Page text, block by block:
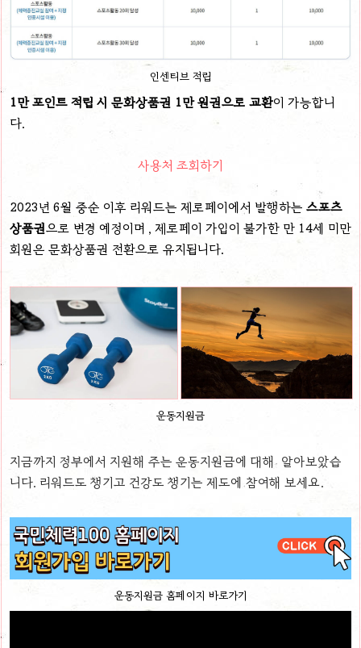
인센티브 적립
1만 포인트 적립 시 문화상품권 1만 원권으로 교환이 가능합니
다.
사용처 조회하기
2023년 6월 중순 이후 리워드는 제로페이에서 발행하는 스포츠
상품권으로 변경 예정이며 , 제로페이 가입이 불가한 만 14세 미만
회원은 문화상품권 전환으로 유지됩니다.
운동지원금
지금까지 정부에서 지원해 주는 운동지원금에 대해 알아보았습
니다. 리워드도 챙기고 건강도 챙기는 제도에 참여해 보세요.
운동지원금 홈페이지 바로가기